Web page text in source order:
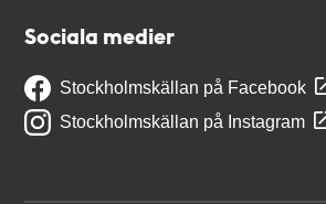
Sociala medier
Stockholmskällan på Facebook
Stockholmskällan på Instagram